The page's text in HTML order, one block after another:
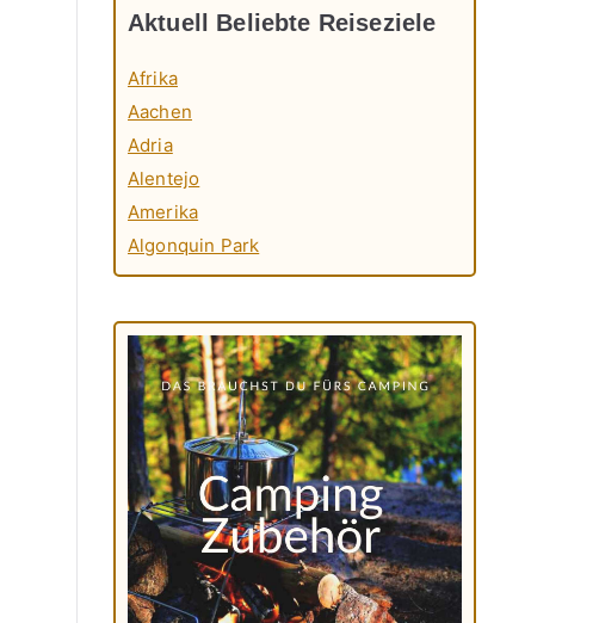
Aktuell Beliebte Reiseziele
Afrika
Aachen
Adria
Alentejo
Amerika
Algonquin Park